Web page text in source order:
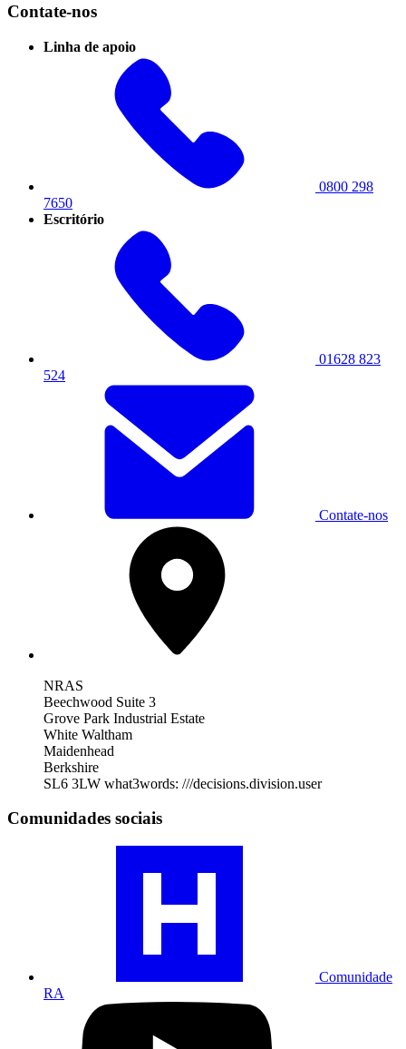
Contate-nos
Linha de apoio
0800 298
7650
Escritório
01628 823
524
Contate-nos
NRAS
Beechwood Suite 3
Grove Park Industrial Estate
White Waltham
Maidenhead
Berkshire
SL6 3LW what3words: ///decisions.division.user
Comunidades sociais
Comunidade
RA